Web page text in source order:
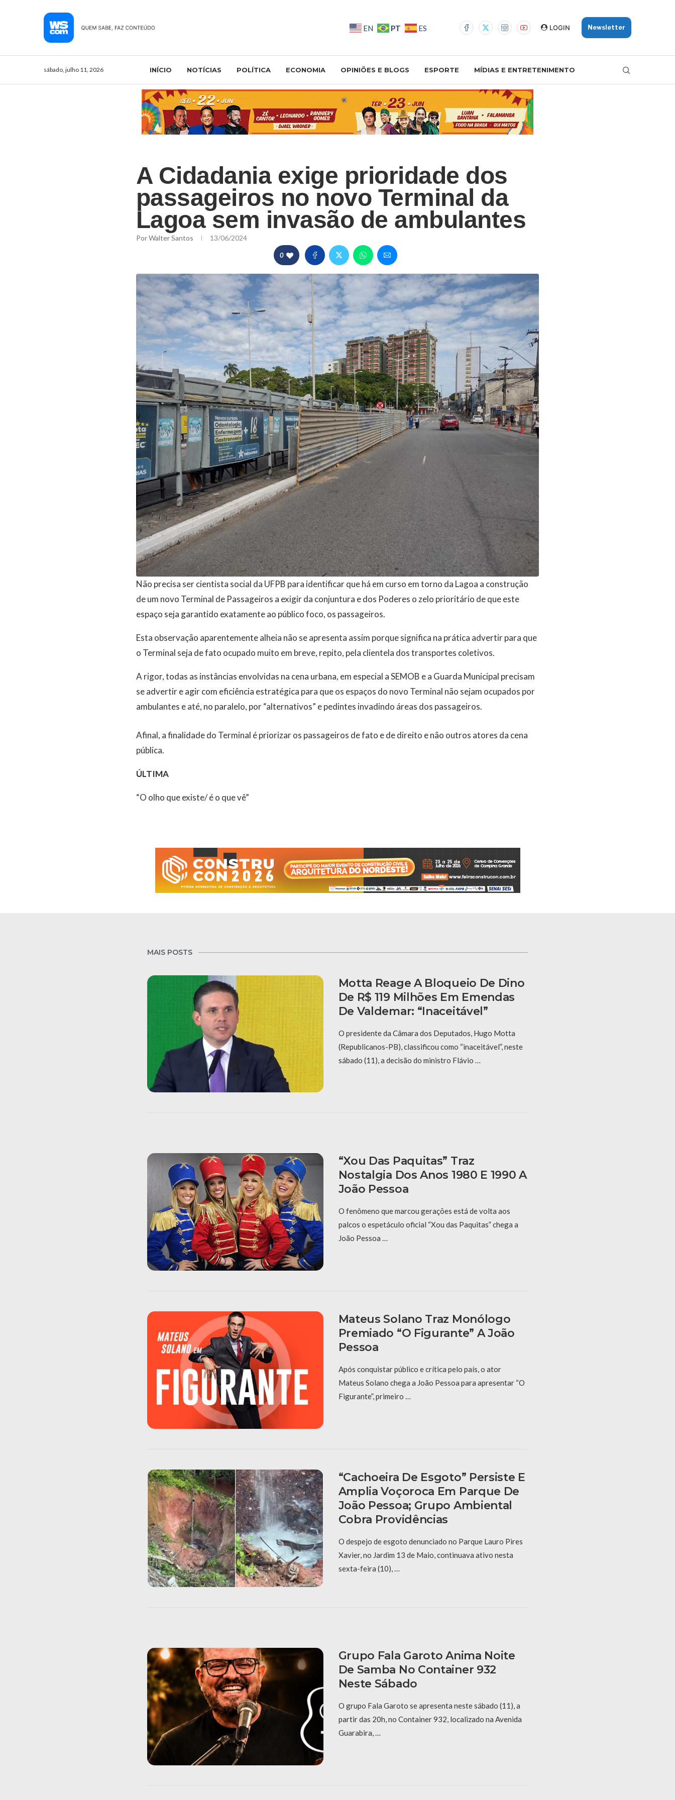
EN PT ES LOGIN Newsletter
sábado, julho 11, 2026 INÍCIO NOTÍCIAS POLÍTICA ECONOMIA OPINIÕES E BLOGS ESPORTE MÍDIAS E ENTRETENIMENTO
A Cidadania exige prioridade dos
passageiros no novo Terminal da
Lagoa sem invasão de ambulantes
PorWalter Santos 13/06/2024
0
Não precisa ser cientista social da UFPB para identificar que há em curso em torno da Lagoa a construção
de um novo Terminal de Passageiros a exigir da conjuntura e dos Poderes o zelo prioritário de que este
espaço seja garantido exatamente ao público foco, os passageiros.
Esta observação aparentemente alheia não se apresenta assim porque significa na prática advertir para que
o Terminal seja de fato ocupado muito em breve, repito, pela clientela dos transportes coletivos.
A rigor, todas as instâncias envolvidas na cena urbana, em especial a SEMOB e a Guarda Municipal precisam
se advertir e agir com eficiência estratégica para que os espaços do novo Terminal não sejam ocupados por
ambulantes e até, no paralelo, por “alternativos” e pedintes invadindo áreas dos passageiros.
Afinal, a finalidade do Terminal é priorizar os passageiros de fato e de direito e não outros atores da cena
pública.
ÚLTIMA
“O olho que existe/ é o que vê”
MAIS POSTS
Motta Reage A Bloqueio De Dino
De R$ 119 Milhões Em Emendas
De Valdemar: “Inaceitável”
O presidente da Câmara dos Deputados, Hugo Motta
(Republicanos-PB), classificou como “inaceitável”, neste
sábado (11), a decisão do ministro Flávio …
“Xou Das Paquitas” Traz
Nostalgia Dos Anos 1980 E 1990 A
João Pessoa
O fenômeno que marcou gerações está de volta aos
palcos o espetáculo oficial “Xou das Paquitas” chega a
João Pessoa …
Mateus Solano Traz Monólogo
Premiado “O Figurante” A João
Pessoa
Após conquistar público e crítica pelo país, o ator
Mateus Solano chega a João Pessoa para apresentar “O
Figurante”, primeiro …
“Cachoeira De Esgoto” Persiste E
Amplia Voçoroca Em Parque De
João Pessoa; Grupo Ambiental
Cobra Providências
O despejo de esgoto denunciado no Parque Lauro Pires
Xavier, no Jardim 13 de Maio, continuava ativo nesta
sexta-feira (10), …
Grupo Fala Garoto Anima Noite
De Samba No Container 932
Neste Sábado
O grupo Fala Garoto se apresenta neste sábado (11), a
partir das 20h, no Container 932, localizado na Avenida
Guarabira, …